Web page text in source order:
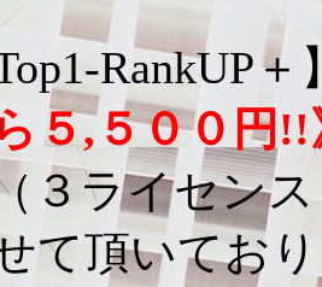
RankUP
５,５００円!!
３ライセン
て頂いてお